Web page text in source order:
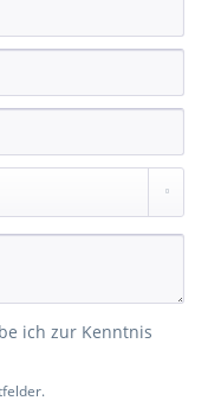
ich zur Kenntnis